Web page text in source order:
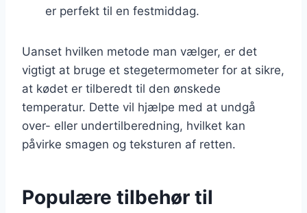
er perfekt til en festmiddag.
Uanset hvilken metode man vælger, er det
vigtigt at bruge et stegetermometer for at sikre,
at kødet er tilberedt til den ønskede
temperatur. Dette vil hjælpe med at undgå
over- eller undertilberedning, hvilket kan
påvirke smagen og teksturen af retten.
Populære tilbehør til